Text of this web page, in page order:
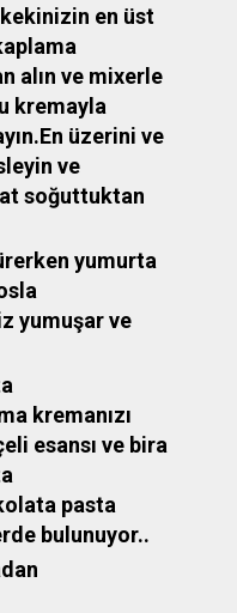
en üst
alın ve mixerle
kremayla
üzerini ve
ve
soğuttuktan
yumurta
yumuşar ve
kremanızı
esansı ve bira
pasta
bulunuyor..